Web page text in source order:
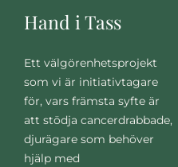
Hand i Tass
Ett välgörenhetsprojekt
som vi är initiativtagare
för, vars främsta syfte är
att stödja cancerdrabbade,
djurägare som behöver
hjälp med